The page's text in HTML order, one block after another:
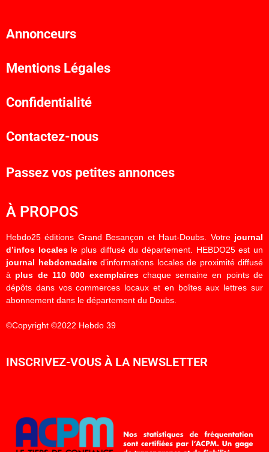
Annonceurs
Mentions Légales
Confidentialité
Contactez-nous
Passez vos petites annonces
À PROPOS
Hebdo25 éditions Grand Besançon et Haut-Doubs. Votre journal
d’infos localesle plus diffusé du département. HEBDO25 est un
journal hebdomadaired’informations locales de proximité diffusé
à plus de 110 000 exemplaireschaque semaine en points de
dépôts dans vos commerces locaux et en boîtes aux lettres sur
abonnement dans le département du Doubs.
©Copyright ©2022 Hebdo 39
INSCRIVEZ-VOUS À LA NEWSLETTER